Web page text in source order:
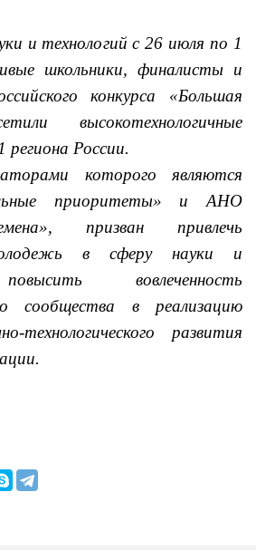
и технологий с 26 июля по 1
школьники, финалисты и
конкурса «Большая
высокотехнологичные
региона России.
которого являются
приоритеты» и АНО
призван привлечь
в сферу науки и
вовлеченность
сообщества в реализацию
технологического развития